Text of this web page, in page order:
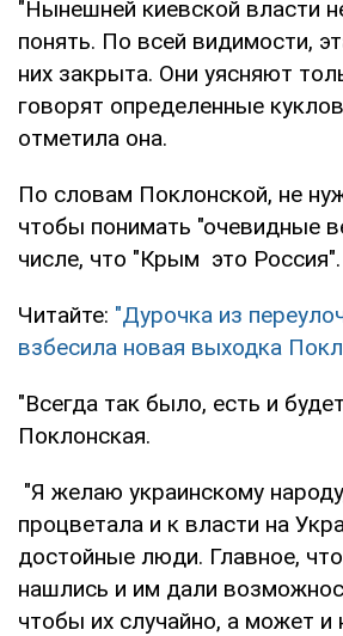
"Нынешней киевской власти
понять. По всей видимости,
них закрыта. Они уясняют
говорят определенные
отметила она.
По словам Поклонской, не
чтобы понимать "очевидные
числе, что "Крым это Россия".
Читайте: "Дурочка из
взбесила новая выходка
"Всегда так было, есть и
Поклонская.
"Я желаю украинскому
процветала и к власти на
достойные люди. Главное,
нашлись и им дали
чтобы их случайно, а может и